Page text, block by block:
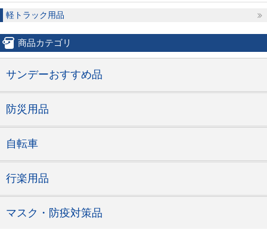
軽トラック用品
商品カテゴリ
サンデーおすすめ品
防災用品
自転車
行楽用品
マスク・防疫対策品